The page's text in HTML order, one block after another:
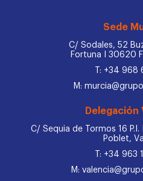
Sede
C/ Sodales, 52
Fortuna I 30620
T: +34 968
M:
Delegación
C/ Sequia de Tormos 16
Poblet,
T: +34 963
M: